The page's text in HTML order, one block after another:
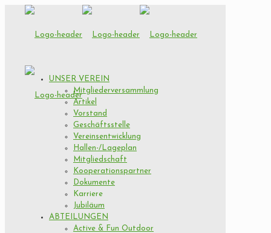
UNSER VEREIN
Mitgliederversammlung
Artikel
Vorstand
Geschäftsstelle
Vereinsentwicklung
Hallen-/Lageplan
Mitgliedschaft
Kooperationspartner
Dokumente
Karriere
Jubiläum
ABTEILUNGEN
Active & Fun Outdoor